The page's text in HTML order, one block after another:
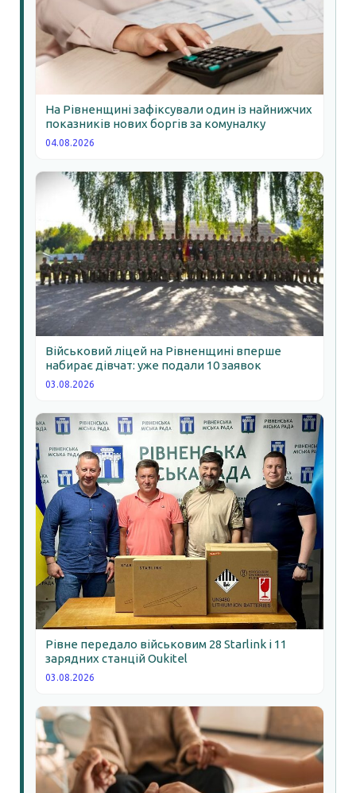
На Рівненщині зафіксували один із найнижчих
показників нових боргів за комуналку
04.08.2026
Військовий ліцей на Рівненщині вперше
набирає дівчат: уже подали 10 заявок
03.08.2026
Рівне передало військовим 28 Starlink і 11
зарядних станцій Oukitel
03.08.2026